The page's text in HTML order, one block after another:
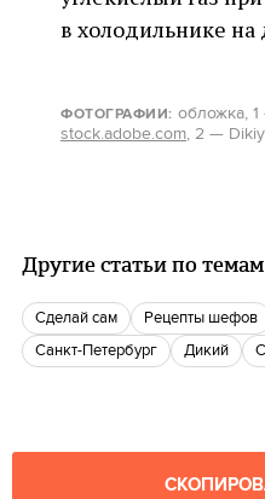
в холодильнике на
ФОТОГРАФИИ: обложка,
stock.adobe.com, 2 —
Другие статьи по темам
Сделай сам Рецепты шефов
Санкт-Петербург
Дикий